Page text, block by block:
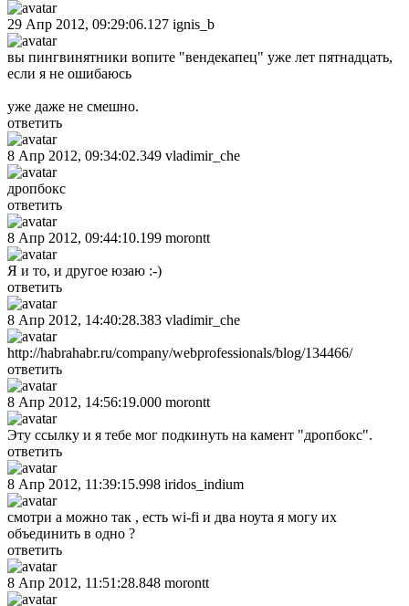
29 Апр 2012, 09:29:06.127 ignis_b
вы пингвинятники вопите "вендекапец" уже лет пятнадцать,
если я не ошибаюсь
уже даже не смешно.
ответить
8 Апр 2012, 09:34:02.349 vladimir_che
дропбокс
ответить
8 Апр 2012, 09:44:10.199 morontt
Я и то, и другое юзаю :-)
ответить
8 Апр 2012, 14:40:28.383 vladimir_che
http://habrahabr.ru/company/webprofessionals/blog/134466/
ответить
8 Апр 2012, 14:56:19.000 morontt
Эту ссылку и я тебе мог подкинуть на камент "дропбокс".
ответить
8 Апр 2012, 11:39:15.998 iridos_indium
смотри а можно так , есть wi-fi и два ноута я могу их
объединить в одно ?
ответить
8 Апр 2012, 11:51:28.848 morontt